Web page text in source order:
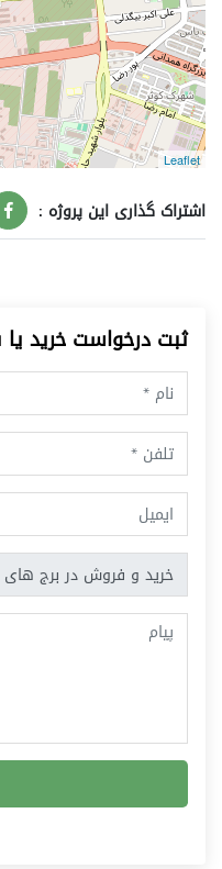
Leaflet
اشتراک گذاری این پروژه :
ثبت درخواست خرید